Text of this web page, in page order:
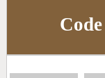
Code